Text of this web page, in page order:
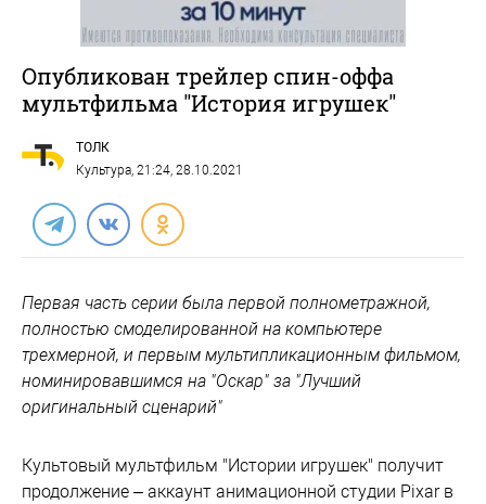
Опубликован трейлер спин-оффа
мультфильма "История игрушек"
ТОЛК
Культура, 21:24, 28.10.2021
Первая часть серии была первой полнометражной,
полностью смоделированной на компьютере
трехмерной, и первым мультипликационным фильмом,
номинировавшимся на "Оскар" за "Лучший
оригинальный сценарий"
Культовый мультфильм "Истории игрушек" получит
продолжение – аккаунт анимационной студии Pixar в